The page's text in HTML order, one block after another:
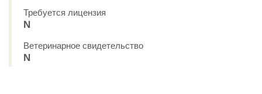
Требуется лицензия
N
Ветеринарное свидетельство
N